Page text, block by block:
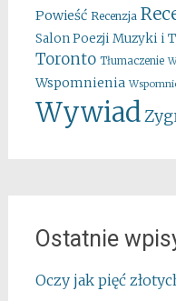
Powieść Recenzja
Salon Poezji Muzyki i
Toronto Tłumaczenie
Wspomnienia
Wywiad
Ostatnie
Oczy jak pięć